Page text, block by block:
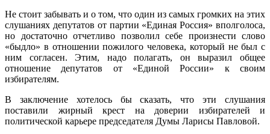
Не стоит забывать и о том, что один из самых громких на этих
слушаниях депутатов от партии «Единая Россия» вполголоса,
но достаточно отчетливо позволил себе произнести слово
«быдло» в отношении пожилого человека, который не был с
ним согласен. Этим, надо полагать, он выразил общее
отношение депутатов от «Единой России» к своим
избирателям.
В заключение хотелось бы сказать, что эти слушания
поставили жирный крест на доверии избирателей и
политической карьере председателя Думы Ларисы Павловой.